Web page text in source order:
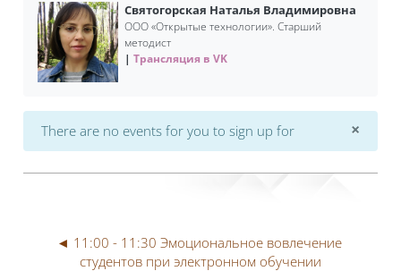
Святогорская Наталья Владимировна
ООО «Открытые технологии». Старший
методист
Трансляция в VK
There are no events for you to sign up for ×
◄ 11:00 - 11:30 Эмоциональное вовлечение
студентов при электронном обучении